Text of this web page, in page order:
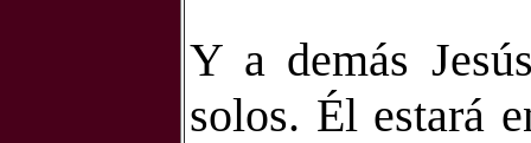
Y a demás
solos. Él estará